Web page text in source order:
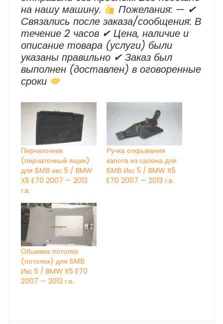
на нашу машину.
Пожелания: — ✔
Cвязались после заказа/сообщения: В
течение 2 часов ✔ Цена, наличие и
описание товара (услуги) были
указаны правильно ✔ Заказ был
выполнен (доставлен) в оговоренные
сроки
Перчаточник
(перчаточный ящик)
для БМВ икс 5 / BMW
X5 E70 2007 — 2013
г.в.
Ручка открывания
капота из салона для
БМВ Икс 5 / BMW X5
E70 2007 — 2013 г.в.
Обшивка потолка
(потолок) для БМВ
Икс 5 / BMW X5 E70
2007 — 2013 г.в.